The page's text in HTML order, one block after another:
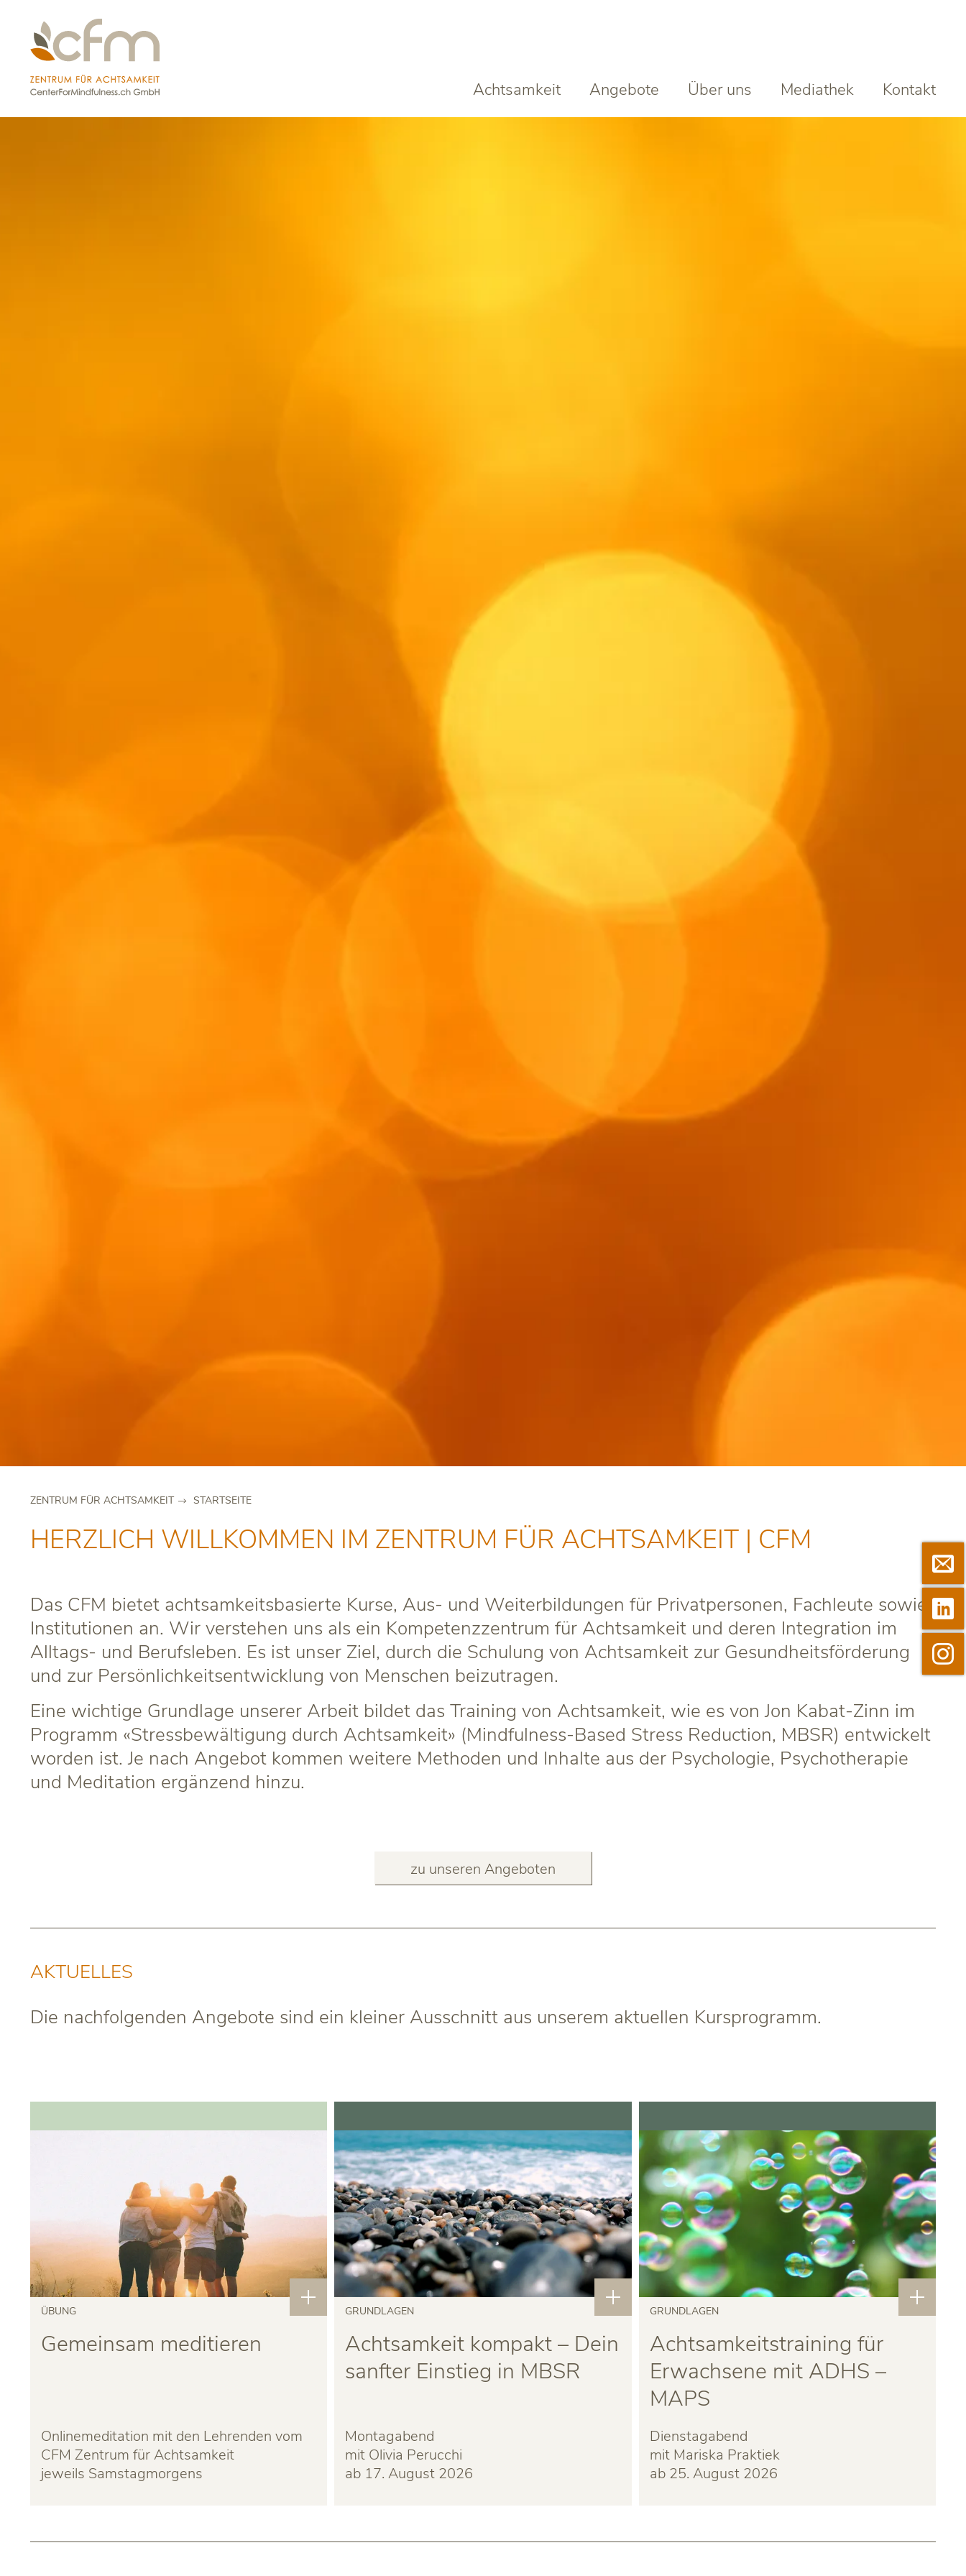
Achtsamkeit Angebote Über uns Mediathek Kontakt
ZENTRUM FÜR ACHTSAMKEIT STARTSEITE
HERZLICH WILLKOMMEN IM ZENTRUM FÜR ACHTSAMKEIT | CFM
Das CFM bietet achtsamkeitsbasierte Kurse, Aus- und Weiterbildungen für Privatpersonen, Fachleute sowie
Institutionen an. Wir verstehen uns als ein Kompetenzzentrum für Achtsamkeit und deren Integration im
Alltags- und Berufsleben. Es ist unser Ziel, durch die Schulung von Achtsamkeit zur Gesundheitsförderung
und zur Persönlichkeitsentwicklung von Menschen beizutragen.
Eine wichtige Grundlage unserer Arbeit bildet das Training von Achtsamkeit, wie es von Jon Kabat-Zinn im
Programm «Stressbewältigung durch Achtsamkeit» (Mindfulness-Based Stress Reduction, MBSR) entwickelt
worden ist. Je nach Angebot kommen weitere Methoden und Inhalte aus der Psychologie, Psychotherapie
und Meditation ergänzend hinzu.
zu unseren Angeboten
AKTUELLES
Die nachfolgenden Angebote sind ein kleiner Ausschnitt aus unserem aktuellen Kursprogramm.
ÜBUNG
Gemeinsam meditieren
Onlinemeditation mit den Lehrenden vom
CFM Zentrum für Achtsamkeit
jeweils Samstagmorgens
GRUNDLAGEN
Achtsamkeit kompakt – Dein
sanfter Einstieg in MBSR
Montagabend
mit Olivia Perucchi
ab 17. August 2026
GRUNDLAGEN
Achtsamkeitstraining für
Erwachsene mit ADHS –
MAPS
Dienstagabend
mit Mariska Praktiek
ab 25. August 2026
Newsletter

Linkedin

Instagram